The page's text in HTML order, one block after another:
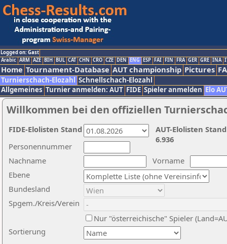
Logged on: Gast
Arabic ARM AZE BIH BUL CAT CHN CRO CZE DEN ENG ESP FAI FIN FRA GER GRE INA
Home Tournament-Database AUT championship Pictures
Turnierschach-Elozahl Schnellschach-Elozahl
Allgemeines Turnier anmelden: AUT FIDE Spieler anmelden Elo
Willkommen bei den offiziellen
Nachname
Vorname
Ebene
Sortierung
Personennummer
Bundesland
Spgem./Kreis/Verein
Nur "österreichische" Spieler
AUT-Elolisten
6.936
FIDE-Elolisten Stand